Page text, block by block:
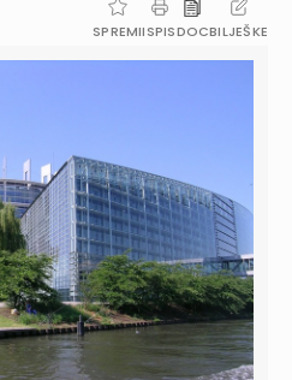
SPREMIISPISDOCBILJEŠKE